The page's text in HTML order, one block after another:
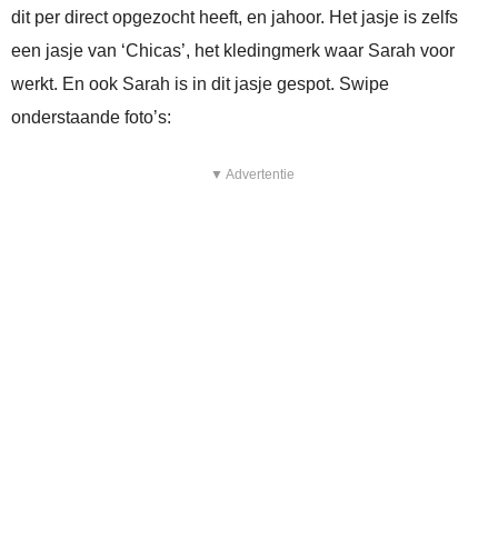
dit per direct opgezocht heeft, en jahoor. Het jasje is zelfs
een jasje van ‘Chicas’, het kledingmerk waar Sarah voor
werkt. En ook Sarah is in dit jasje gespot. Swipe
onderstaande foto’s:
▼ Advertentie